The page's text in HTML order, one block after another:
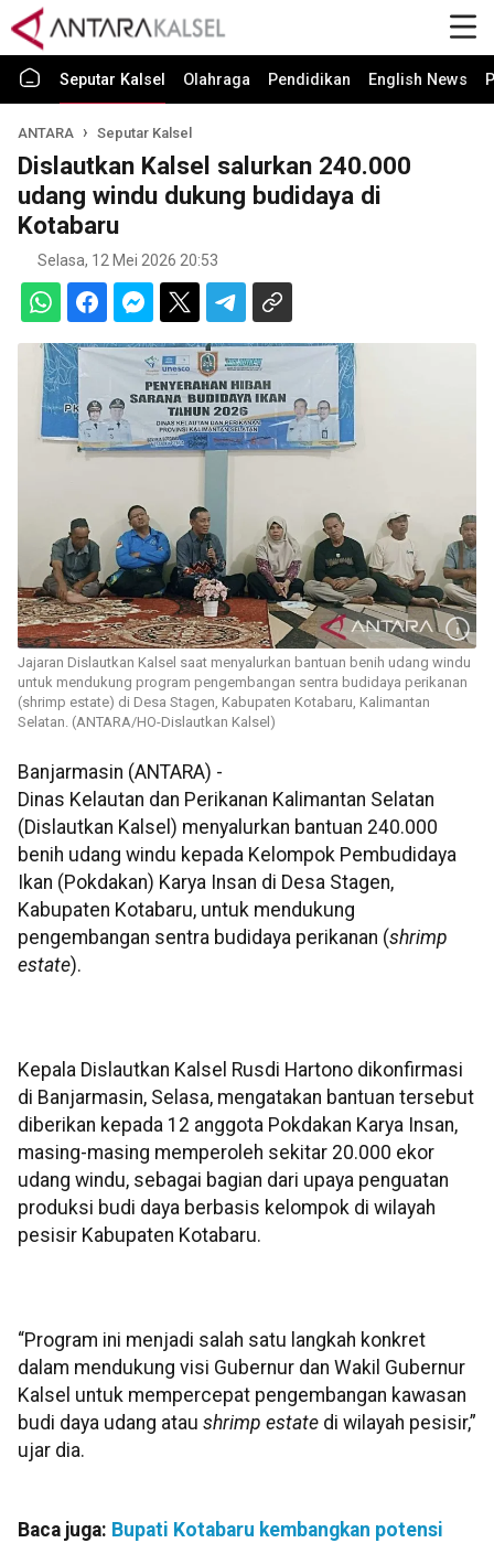
Seputar Kalsel Olahraga Pendidikan English News
ANTARA Seputar Kalsel
Dislautkan Kalsel salurkan 240.000
udang windu dukung budidaya di
Kotabaru
Selasa, 12 Mei 2026 20:53
Jajaran Dislautkan Kalsel saat menyalurkan bantuan benih udang windu
untuk mendukung program pengembangan sentra budidaya perikanan
(shrimp estate) di Desa Stagen, Kabupaten Kotabaru, Kalimantan
Selatan. (ANTARA/HO-Dislautkan Kalsel)
Banjarmasin (ANTARA) -
Dinas Kelautan dan Perikanan Kalimantan Selatan
(Dislautkan Kalsel) menyalurkan bantuan 240.000
benih udang windu kepada Kelompok Pembudidaya
Ikan (Pokdakan) Karya Insan di Desa Stagen,
Kabupaten Kotabaru, untuk mendukung
pengembangan sentra budidaya perikanan (shrimp
estate).
Kepala Dislautkan Kalsel Rusdi Hartono dikonfirmasi
di Banjarmasin, Selasa, mengatakan bantuan tersebut
diberikan kepada 12 anggota Pokdakan Karya Insan,
masing-masing memperoleh sekitar 20.000 ekor
udang windu, sebagai bagian dari upaya penguatan
produksi budi daya berbasis kelompok di wilayah
pesisir Kabupaten Kotabaru.
“Program ini menjadi salah satu langkah konkret
dalam mendukung visi Gubernur dan Wakil Gubernur
Kalsel untuk mempercepat pengembangan kawasan
budi daya udang atau shrimp estate di wilayah pesisir,”
ujar dia.
Baca juga: Bupati Kotabaru kembangkan potensi